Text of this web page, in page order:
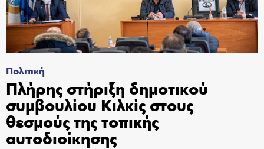
Πολιτική
Πλήρης στήριξη δημοτικού
συμβουλίου Κιλκίς στους
θεσμούς της τοπικής
αυτοδιοίκησης